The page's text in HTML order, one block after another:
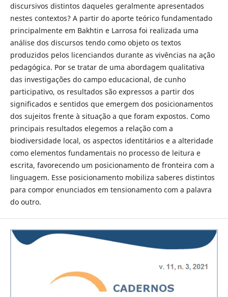
discursivos distintos daqueles geralmente apresentados
nestes contextos? A partir do aporte teórico fundamentado
principalmente em Bakhtin e Larrosa foi realizada uma
análise dos discursos tendo como objeto os textos
produzidos pelos licenciandos durante as vivências na ação
pedagógica. Por se tratar de uma abordagem qualitativa
das investigações do campo educacional, de cunho
participativo, os resultados são expressos a partir dos
significados e sentidos que emergem dos posicionamentos
dos sujeitos frente à situação a que foram expostos. Como
principais resultados elegemos a relação com a
biodiversidade local, os aspectos identitários e a alteridade
como elementos fundamentais no processo de leitura e
escrita, favorecendo um posicionamento de fronteira com a
linguagem. Esse posicionamento mobiliza saberes distintos
para compor enunciados em tensionamento com a palavra
do outro.